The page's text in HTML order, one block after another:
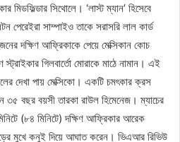
মিডফিল্ডার সিথোলে। ‘লাস্ট ম্যান’ হিসেবে
পেরেইরা সাম্পাইও তাকে সরাসরি লাল কার্ড
দক্ষিণ আফ্রিকাকে পেয়ে মেক্সিকান কোচ
গিলবার্তো মোরাকে মাঠে নামান। এই
দেখা পায় মেক্সিকো। একটি চমৎকার ক্রস
৩৫ বছর বয়সী তারকা রাউল হিমেনেজ। ম্যাচের
(৮৪ মিনিটে) দক্ষিণ আফ্রিকার আরেক
মুখে কনুই দিয়ে আঘাত করেন। ভিএআর রিভিউ